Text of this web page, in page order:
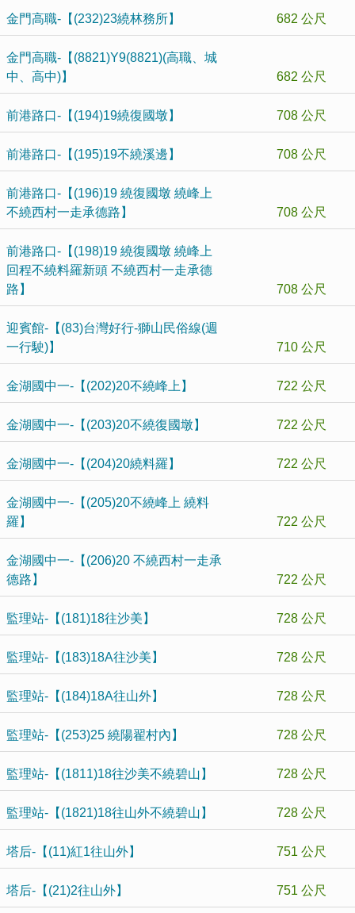
金門高職-【(232)23繞林務所】 682 公尺
金門高職-【(8821)Y9(8821)(高職、城
中、高中)】
682 公尺
前港路口-【(194)19繞復國墩】 708 公尺
前港路口-【(195)19不繞溪邊】 708 公尺
前港路口-【(196)19 繞復國墩 繞峰上
不繞西村一走承德路】
708 公尺
前港路口-【(198)19 繞復國墩 繞峰上
回程不繞料羅新頭 不繞西村一走承德
路】
708 公尺
迎賓館-【(83)台灣好行-獅山民俗線(週
一行駛)】
710 公尺
金湖國中一-【(202)20不繞峰上】 722 公尺
金湖國中一-【(203)20不繞復國墩】 722 公尺
金湖國中一-【(204)20繞料羅】 722 公尺
金湖國中一-【(205)20不繞峰上 繞料
羅】
722 公尺
金湖國中一-【(206)20 不繞西村一走承
德路】
722 公尺
監理站-【(181)18往沙美】 728 公尺
監理站-【(183)18A往沙美】 728 公尺
監理站-【(184)18A往山外】 728 公尺
監理站-【(253)25 繞陽翟村內】 728 公尺
監理站-【(1811)18往沙美不繞碧山】 728 公尺
監理站-【(1821)18往山外不繞碧山】 728 公尺
塔后-【(11)紅1往山外】 751 公尺
塔后-【(21)2往山外】 751 公尺